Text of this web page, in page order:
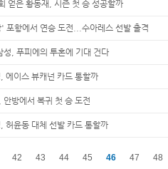
얻은 황동재, 시즌 첫 승 성공할까
포항에서 연승 도전...수아레스 선발 출격
, 푸피에의 투혼에 기대 건다
에이스 뷰캐넌 카드 통할까
방에서 복귀 첫 승 도전
허윤동 대체 선발 카드 통할까
42 43 44 45 46 47 48